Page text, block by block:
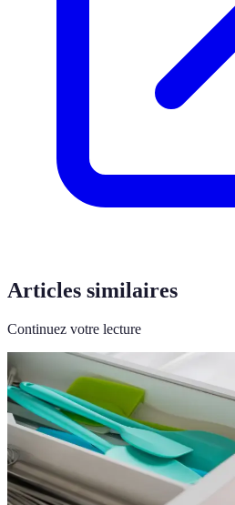
Articles similaires
Continuez votre lecture